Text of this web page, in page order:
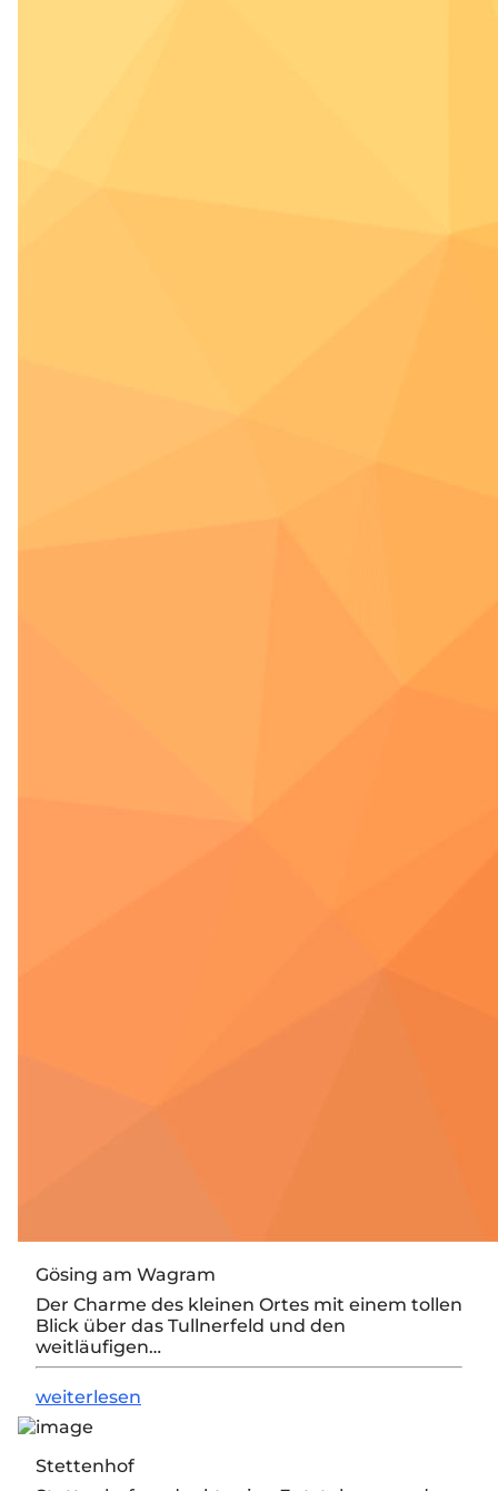
Gösing am Wagram
Der Charme des kleinen Ortes mit einem tollen
Blick über das Tullnerfeld und den
weitläufigen…
weiterlesen
Stettenhof